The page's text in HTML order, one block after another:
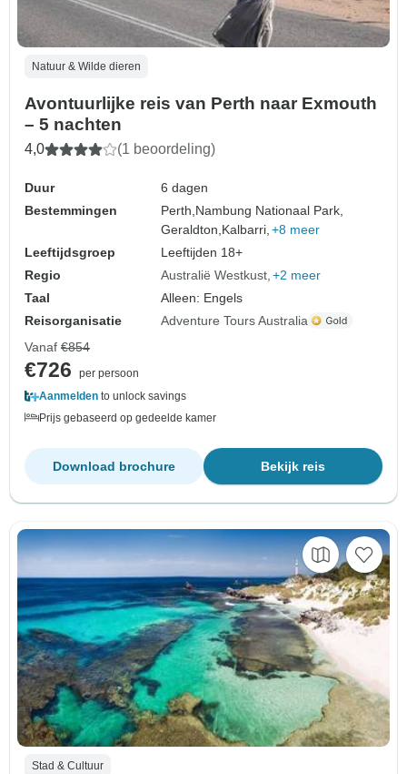
Natuur & Wilde dieren
Avontuurlijke reis van Perth naar Exmouth
– 5 nachten
4,0 (1 beoordeling)
Duur
6 dagen
Bestemmingen
Perth, Nambung Nationaal Park,
Geraldton, Kalbarri, +8 meer
Leeftijdsgroep
Leeftijden 18+
Regio
Australië Westkust +2 meer
Taal
Alleen: Engels
Reisorganisatie
Adventure Tours Australia
Vanaf €854
€726
per persoon
Aanmelden to unlock savings
Prijs gebaseerd op gedeelde kamer
Bekijk reis
Download brochure
Stad & Cultuur